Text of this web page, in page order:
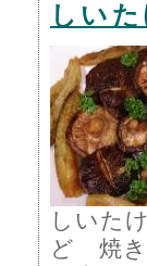
しい
しいた
ど 焼き